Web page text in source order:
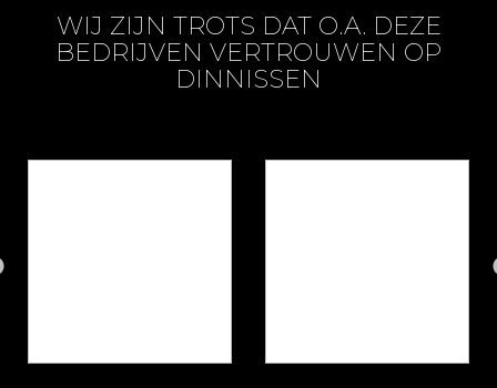
WIJ ZIJN TROTS DAT O.A. DEZE
BEDRIJVEN VERTROUWEN OP
DINNISSEN